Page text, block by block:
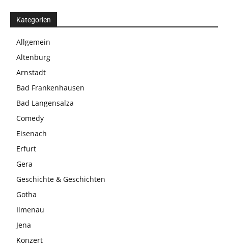
Kategorien
Allgemein
Altenburg
Arnstadt
Bad Frankenhausen
Bad Langensalza
Comedy
Eisenach
Erfurt
Gera
Geschichte & Geschichten
Gotha
Ilmenau
Jena
Konzert